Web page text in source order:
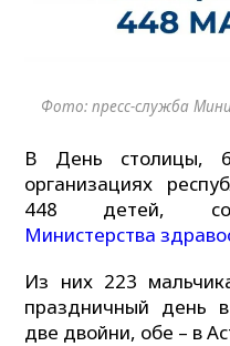
Фото: пресс-служба
В День столицы,
организациях
448 детей,
Министерства
Из них 223
праздничный день
две двойни, обе – в